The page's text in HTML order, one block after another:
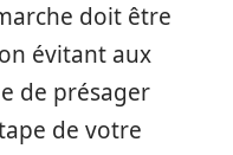
doit être
évitant aux
de présager
de votre